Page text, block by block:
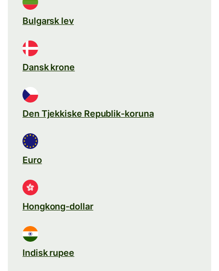
Bulgarsk lev
Dansk krone
Den Tjekkiske Republik-koruna
Euro
Hongkong-dollar
Indisk rupee